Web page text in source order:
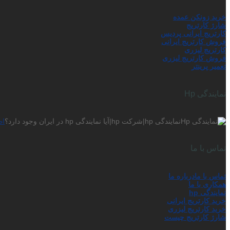
خرید زونکن عمده
شارژ کارتریج
کارتریج ایرانی پردیس
فروش کارتریج ایرانی
کارتریج لیزری
فروش کارتریج لیزری
تعمیر پرینتر
نمایندگی Hp
نمایندگی hp|شرکت hp|آیا نمایندگی hp در ایران وجود دارد؟
تماس با ما
تماس با مادرباره ما
همکاری با ما
نمایندگی hp
خرید کارتریج ایرانی
خرید کارتریج لیزری
شارژ کارتریج چیست